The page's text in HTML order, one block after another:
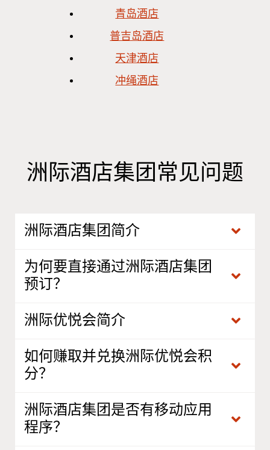
青岛酒店
普吉岛酒店
天津酒店
冲绳酒店
洲际酒店集团常见问题
洲际酒店集团简介
为何要直接通过洲际酒店集团
预订？
洲际优悦会简介
如何赚取并兑换洲际优悦会积
分？
洲际酒店集团是否有移动应用
程序？